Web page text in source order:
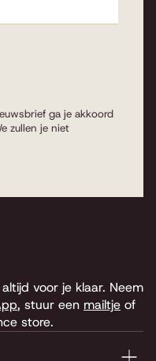
ga je akkoord
zullen je niet
voor je klaar. Neem
, stuur een mailtje of
store.